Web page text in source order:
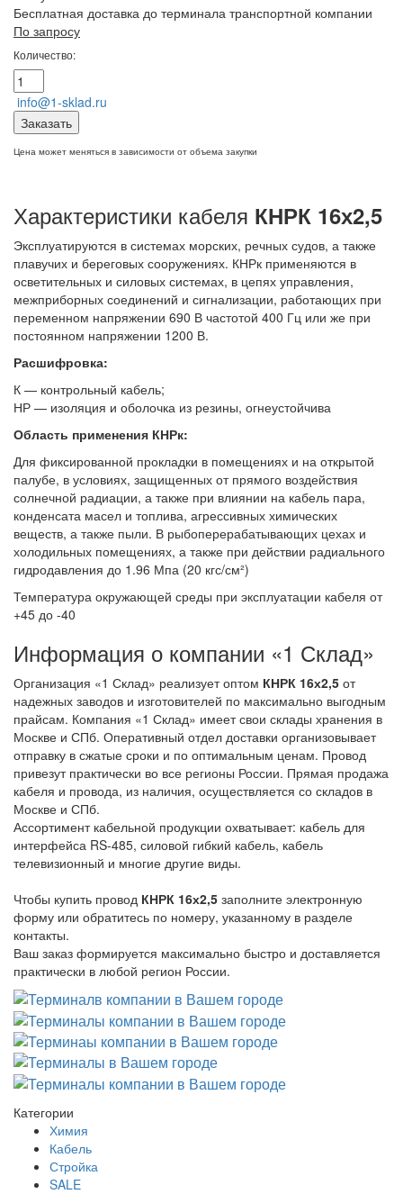
Бесплатная доставка до терминала транспортной компании
По запросу
Количество:
info@1-sklad.ru
Заказать
Цена может меняться в зависимости от объема закупки
Характеристики кабеля КНРК 16х2,5
Эксплуатируются в системах морских, речных судов, а также
плавучих и береговых сооружениях. КНРк применяются в
осветительных и силовых системах, в цепях управления,
межприборных соединений и сигнализации, работающих при
переменном напряжении 690 В частотой 400 Гц или же при
постоянном напряжении 1200 В.
Расшифровка:
К — контрольный кабель;
НР — изоляция и оболочка из резины, огнеустойчива
Область применения КНРк:
Для фиксированной прокладки в помещениях и на открытой
палубе, в условиях, защищенных от прямого воздействия
солнечной радиации, а также при влиянии на кабель пара,
конденсата масел и топлива, агрессивных химических
веществ, а также пыли. В рыбоперерабатывающих цехах и
холодильных помещениях, а также при действии радиального
гидродавления до 1.96 Мпа (20 кгс/см²)
Температура окружающей среды при эксплуатации кабеля от
+45 до -40
Информация о компании «1 Склад»
Организация «1 Склад» реализует оптом КНРК 16х2,5 от
надежных заводов и изготовителей по максимально выгодным
прайсам. Компания «1 Склад» имеет свои склады хранения в
Москве и СПб. Оперативный отдел доставки организовывает
отправку в сжатые сроки и по оптимальным ценам. Провод
привезут практически во все регионы России. Прямая продажа
кабеля и провода, из наличия, осуществляется со складов в
Москве и СПб.
Ассортимент кабельной продукции охватывает: кабель для
интерфейса RS-485, силовой гибкий кабель, кабель
телевизионный и многие другие виды.
Чтобы купить провод КНРК 16х2,5 заполните электронную
форму или обратитесь по номеру, указанному в разделе
контакты.
Ваш заказ формируется максимально быстро и доставляется
практически в любой регион России.
Категории
Химия
Кабель
Стройка
SALE